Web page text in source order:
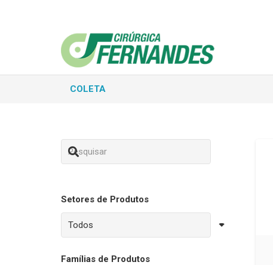
COLETA
Setores de Produtos
Famílias de Produtos